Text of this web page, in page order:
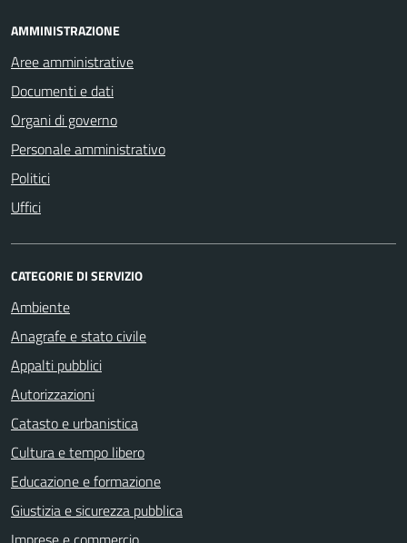
AMMINISTRAZIONE
Aree amministrative
Documenti e dati
Organi di governo
Personale amministrativo
Politici
Uffici
CATEGORIE DI SERVIZIO
Ambiente
Anagrafe e stato civile
Appalti pubblici
Autorizzazioni
Catasto e urbanistica
Cultura e tempo libero
Educazione e formazione
Giustizia e sicurezza pubblica